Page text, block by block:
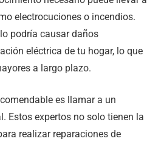
electrocuciones o incendios.
podría causar daños
eléctrica de tu hogar, lo que
a largo plazo.
es llamar a un
Estos expertos no solo tienen la
realizar reparaciones de